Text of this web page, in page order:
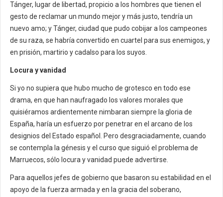
Tánger, lugar de libertad, propicio a los hombres que tienen el
gesto de reclamar un mundo mejor y más justo, tendría un
nuevo amo; y Tánger, ciudad que pudo cobijar a los campeones
de su raza, se habría convertido en cuartel para sus enemigos, y
en prisión, martirio y cadalso para los suyos.
Locura y vanidad
Si yo no supiera que hubo mucho de grotesco en todo ese
drama, en que han naufragado los valores morales que
quisiéramos ardientemente nimbaran siempre la gloria de
España, haría un esfuerzo por penetrar en el arcano de los
designios del Estado español. Pero desgraciadamente, cuando
se contempla la génesis y el curso que siguió el problema de
Marruecos, sólo locura y vanidad puede advertirse.
Para aquellos jefes de gobierno que basaron su estabilidad en el
apoyo de la fuerza armada y en la gracia del soberano,